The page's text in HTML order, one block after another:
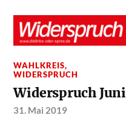
WAHLKREIS,
WIDERSPRUCH
Widerspruch Juni
31. Mai 2019